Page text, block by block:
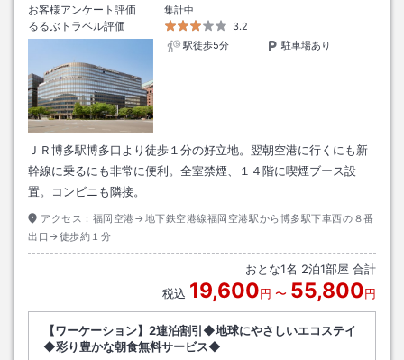
お客様アンケート評価
集計中
るるぶトラベル評価
3.2
駅徒歩5分
駐車場あり
ＪＲ博多駅博多口より徒歩１分の好立地。翌朝空港に行くにも新
幹線に乗るにも非常に便利。全室禁煙、１４階に喫煙ブース設
置。コンビニも隣接。
アクセス： 福岡空港→地下鉄空港線福岡空港駅から博多駅下車西の８番
出口→徒歩約１分
おとな1名 2泊1部屋 合計
税込 19,600円 〜 55,800円
【ワーケーション】2連泊割引◆地球にやさしいエコステイ
◆彩り豊かな朝食無料サービス◆